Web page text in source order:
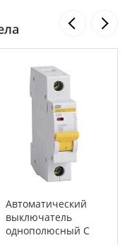
Автоматический
выключатель
однополюсный C